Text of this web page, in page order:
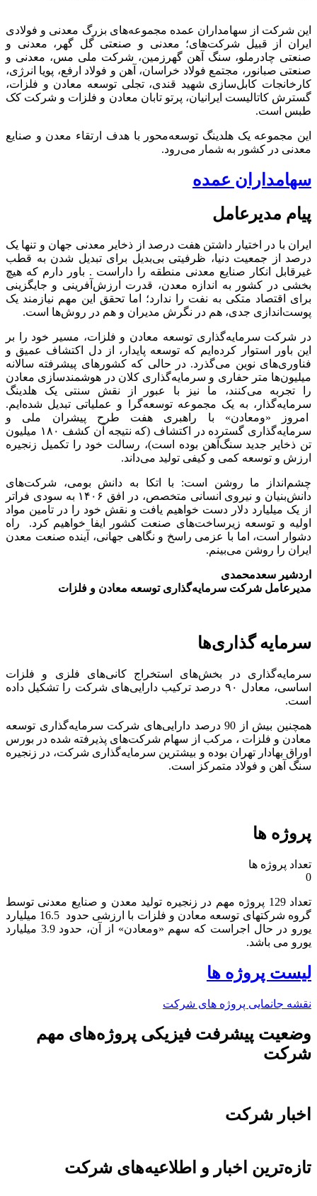
این شرکت از سهامداران عمده مجموعه‌های بزرگ معدنی و فولادی
ایران از قبیل شرکت‌های؛ معدنی و صنعتی گل گهر، معدنی و
صنعتی چادرملو، سنگ آهن گهرزمین، شرکت ملی مس، معدنی و
صنعتی صبانور، مجتمع فولاد خراسان، آهن و فولاد ارفع، پویا انرژی،
کارخانجات کابل‌سازی شهید قندی، تجلی توسعه معادن و فلزات،
گسترش کاتالیست ایرانیان، پرتو تابان معادن و فلزات و شرکت کک
طبس است.
این مجموعه یک هلدینگ توسعه‌محور با هدف ارتقاء معدن و صنایع
معدنی در کشور به شمار می‌رود.
سهامداران عمده
پیام مدیرعامل
ایران با در اختیار داشتن هفت درصد از ذخایر معدنی جهان و تنها یک
درصد از جمعیت دنیا، ظرفیتی بی‌بدیل برای تبدیل شدن به قطب
غیرقابل انکار صنایع معدنی منطقه را داراست . باور دارم که هیچ
بخشی در کشور به اندازه معدن، قدرت ارزش‌آفرینی و جایگزینی
برای اقتصاد متکی به نفت را ندارد؛ اما تحقق این مهم نیازمند یک
پوست‌اندازی جدی، هم در نگرش مدیران و هم در روش‌ها است.
در شرکت سرمایه‌گذاری توسعه معادن و فلزات، مسیر خود را بر
این باور استوار کرده‌ایم که توسعه پایدار، از دل اکتشاف عمیق و
فناوری‌های نوین می‌گذرد. در حالی که کشورهای پیشرفته سالانه
میلیون‌ها متر حفاری و سرمایه‌گذاری کلان در هوشمندسازی معادن
را تجربه می‌کنند، ما نیز با عبور از نقش سنتی یک هلدینگ
سرمایه‌گذار، به یک مجموعه توسعه‌گرا و عملیاتی تبدیل شده‌ایم.
امروز «ومعادن» با راهبری هفت طرح پیشران ملی و
سرمایه‌گذاری گسترده در اکتشاف (که نتیجه آن کشف ۱۸۰ میلیون
تن ذخایر جدید سنگ‌آهن بوده است)، رسالت خود را تکمیل زنجیره
ارزش و توسعه کمی و کیفی تولید می‌داند.
چشم‌انداز ما روشن است: با اتکا به دانش بومی، شرکت‌های
دانش‌بنیان و نیروی انسانی متخصص، در افق ۱۴۰۶ به سودی فراتر
از یک میلیارد دلار دست خواهیم یافت و نقش خود را در تامین مواد
اولیه و توسعه زیرساخت‌های صنعت کشور ایفا خواهیم کرد. راه
دشوار است، اما با عزمی راسخ و نگاهی جهانی، آینده صنعت معدن
ایران را روشن می‌بینم.
اردشیر سعدمحمدی
مدیرعامل شرکت سرمایه‌گذاری توسعه معادن و فلزات
سرمایه گذاری‌ها
سرمایه‌گذاری در بخش‌های استخراج کانی‌های فلزی و فلزات
اساسی، معادل ۹۰ درصد ترکیب دارایی‌های شرکت را تشکیل داده
است.
همچنین بیش از 90 درصد دارایی‌های شرکت سرمایه‌گذاری توسعه
معادن و فلزات ، مرکب از سهام شرکت‌های پذیرفته شده در بورس
اوراق بهادار تهران بوده و بیشترین سرمایه‌گذاری شرکت، در زنجیره
سنگ آهن و فولاد متمرکز است.
پروژه ها
تعداد پروژه ها
0
تعداد 129 پروژه مهم در زنجیره تولید معدن و صنایع معدنی توسط
گروه شرکتهای توسعه معادن و فلزات با ارزشی حدود 16.5 میلیارد
یورو در حال اجراست که سهم «ومعادن» از آن، حدود 3.9 میلیارد
یورو می باشد.​
لیست پروژه ها
نقشه جانمایی پروژه های شرکت
وضعیت پیشرفت فیزیکی پروژه‌های مهم
شرکت
اخبار شرکت
تازه‌ترین اخبار و اطلاعیه‌های شرکت